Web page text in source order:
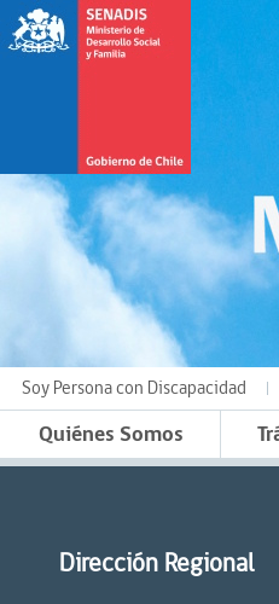
Soy Persona con Discapacidad
Quiénes Somos
Dirección Regional